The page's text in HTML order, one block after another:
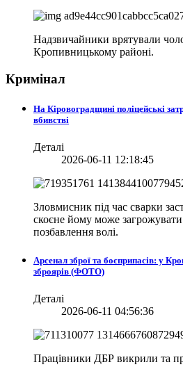
Надзвичайники врятували
Кропивницькому районі.
Кримінал
На Кіровоградщині поліцейські
вбивстві
Деталі
2026-06-11 12:18:45
Зловмисник під час сварки
скоєне йому може загрожувати
позбавлення волі.
Арсенал зброї та боєприпасів: у
зброярів (ФОТО)
Деталі
2026-06-11 04:56:36
Працівники ДБР викрили та